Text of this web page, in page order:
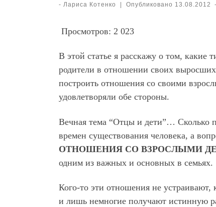
- Лариса Котенко | Опубликовано 13.08.2012 -
Просмотров: 2 023
В этой статье я расскажу о том,
родители в отношении своих
построить отношения со своими
удовлетворяли обе стороны.
Вечная тема “Отцы и дети”… Сколько
времен существования человека, а
ОТНОШЕНИЯ СО ВЗРОСЛЫМИ
одним из важных и основных в семьях.
Кого-то эти отношения не
и лишь немногие получают истинную